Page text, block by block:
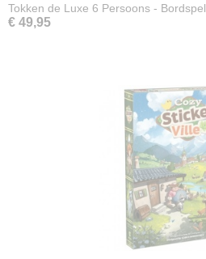
Tokken de Luxe 6 Persoons - Bordspel
€ 49,95